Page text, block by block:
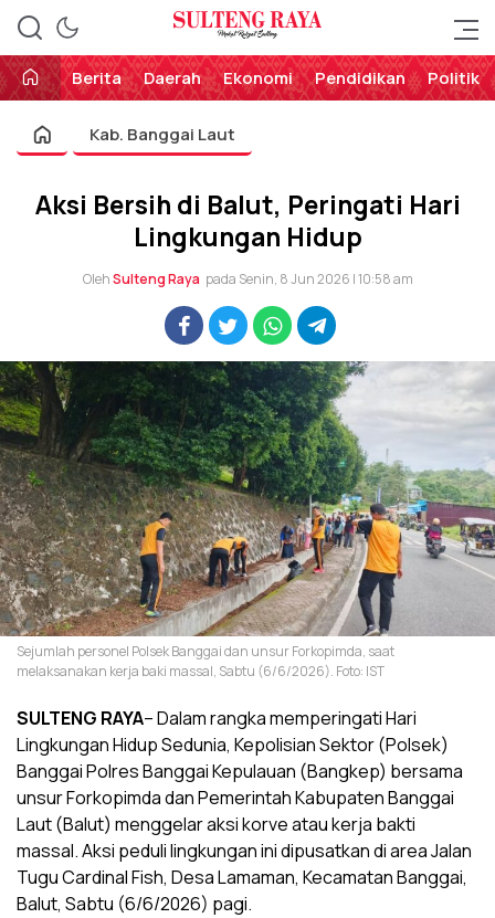
Sulteng Raya
Perekat Rakyat Sulteng
Berita
Daerah Ekonomi Pendidikan Politik
Kab. Banggai Laut
Aksi Bersih di Balut, Peringati Hari
Lingkungan Hidup
OlehSulteng Raya pada Senin, 8 Jun 2026 | 10:58 am
Sejumlah personel Polsek Banggai dan unsur Forkopimda, saat
melaksanakan kerja baki massal, Sabtu (6/6/2026). Foto: IST
SULTENG RAYA– Dalam rangka memperingati Hari
Lingkungan Hidup Sedunia, Kepolisian Sektor (Polsek)
Banggai Polres Banggai Kepulauan (Bangkep) bersama
unsur Forkopimda dan Pemerintah Kabupaten Banggai
Laut (Balut) menggelar aksi korve atau kerja bakti
massal. Aksi peduli lingkungan ini dipusatkan di area Jalan
Tugu Cardinal Fish, Desa Lamaman, Kecamatan Banggai,
Balut, Sabtu (6/6/2026) pagi.